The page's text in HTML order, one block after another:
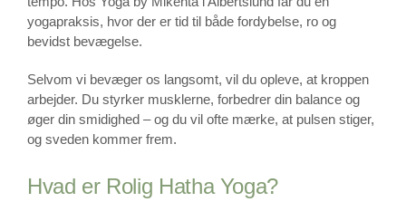
yogapraksis, hvor der er tid til både fordybelse, ro og
bevidst bevægelse.
Selvom vi bevæger os langsomt, vil du opleve, at kroppen
arbejder. Du styrker musklerne, forbedrer din balance og
øger din smidighed – og du vil ofte mærke, at pulsen stiger,
og sveden kommer frem.
Hvad er Rolig Hatha Yoga?